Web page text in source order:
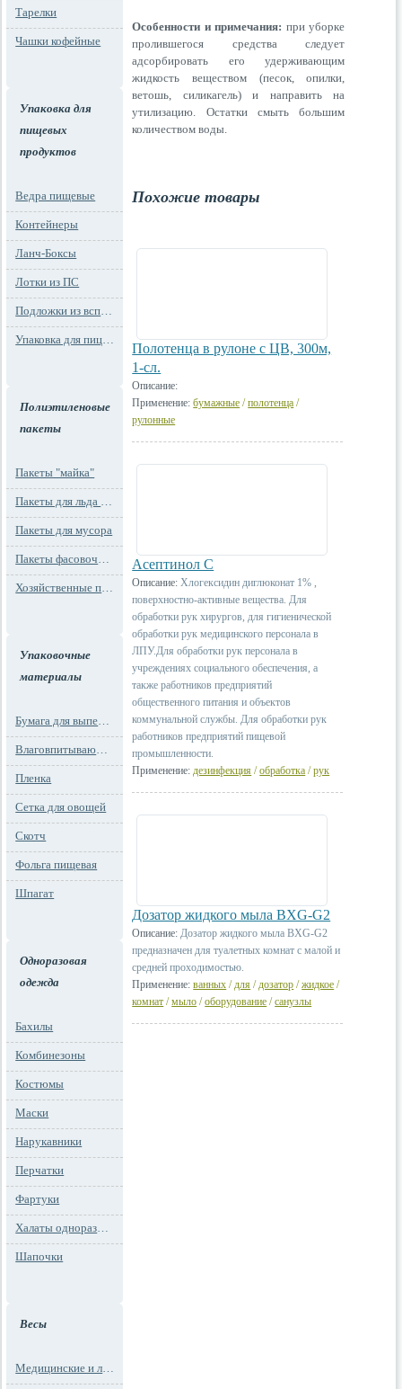
Тарелки
Чашки кофейные
Упаковка для
пищевых
продуктов
Ведра пищевые
Контейнеры
Ланч-Боксы
Лотки из ПС
Подложки из вспененного ПС
Упаковка для пиццы
Полиэтиленовые
пакеты
Пакеты "майка"
Пакеты для льда и заморозки
Пакеты для мусора
Пакеты фасовочные
Хозяйственные пакеты
Упаковочные
материалы
Бумага для выпечки
Влаговпитывающие вкладыши
Пленка
Сетка для овощей
Скотч
Фольга пищевая
Шпагат
Одноразовая
одежда
Бахилы
Комбинезоны
Костюмы
Маски
Нарукавники
Перчатки
Фартуки
Халаты одноразовые
Шапочки
Весы
Медицинские и лабораторные весы
Особенности и примечания: при уборке
пролившегося средства следует
адсорбировать его удерживающим
жидкость веществом (песок, опилки,
ветошь, силикагель) и направить на
утилизацию. Остатки смыть большим
количеством воды.
Похожие товары
Полотенца в рулоне с ЦВ, 300м,
1-сл.
Описание:
Применение: бумажные /полотенца /
рулонные
Асептинол С
Описание: Хлогексидин диглюконат 1% ,
поверхностно-активные вещества. Для
обработки рук хирургов, для гигиенической
обработки рук медицинского персонала в
ЛПУ.Для обработки рук персонала в
учреждениях социального обеспечения, а
также работников предприятий
общественного питания и объектов
коммунальной службы. Для обработки рук
работников предприятий пищевой
промышленности.
Применение: дезинфекция /обработка /рук
Дозатор жидкого мыла BXG-G2
Описание: Дозатор жидкого мыла BXG-G2
предназначен для туалетных комнат с малой и
средней проходимостью.
Применение: ванных /для /дозатор /жидкое /
комнат /мыло /оборудование /санузлы